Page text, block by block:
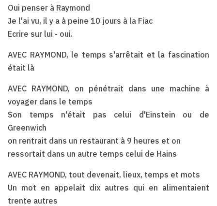
Oui penser à Raymond
Je l'ai vu, il y a à peine 10 jours à la Fiac
Ecrire sur lui - oui.
AVEC RAYMOND, le temps s'arrêtait et la fascination
était là
AVEC RAYMOND, on pénétrait dans une machine à
voyager dans le temps
Son temps n'était pas celui d'Einstein ou de
Greenwich
on rentrait dans un restaurant à 9 heures et on
ressortait dans un autre temps celui de Hains
AVEC RAYMOND, tout devenait, lieux, temps et mots
Un mot en appelait dix autres qui en alimentaient
trente autres